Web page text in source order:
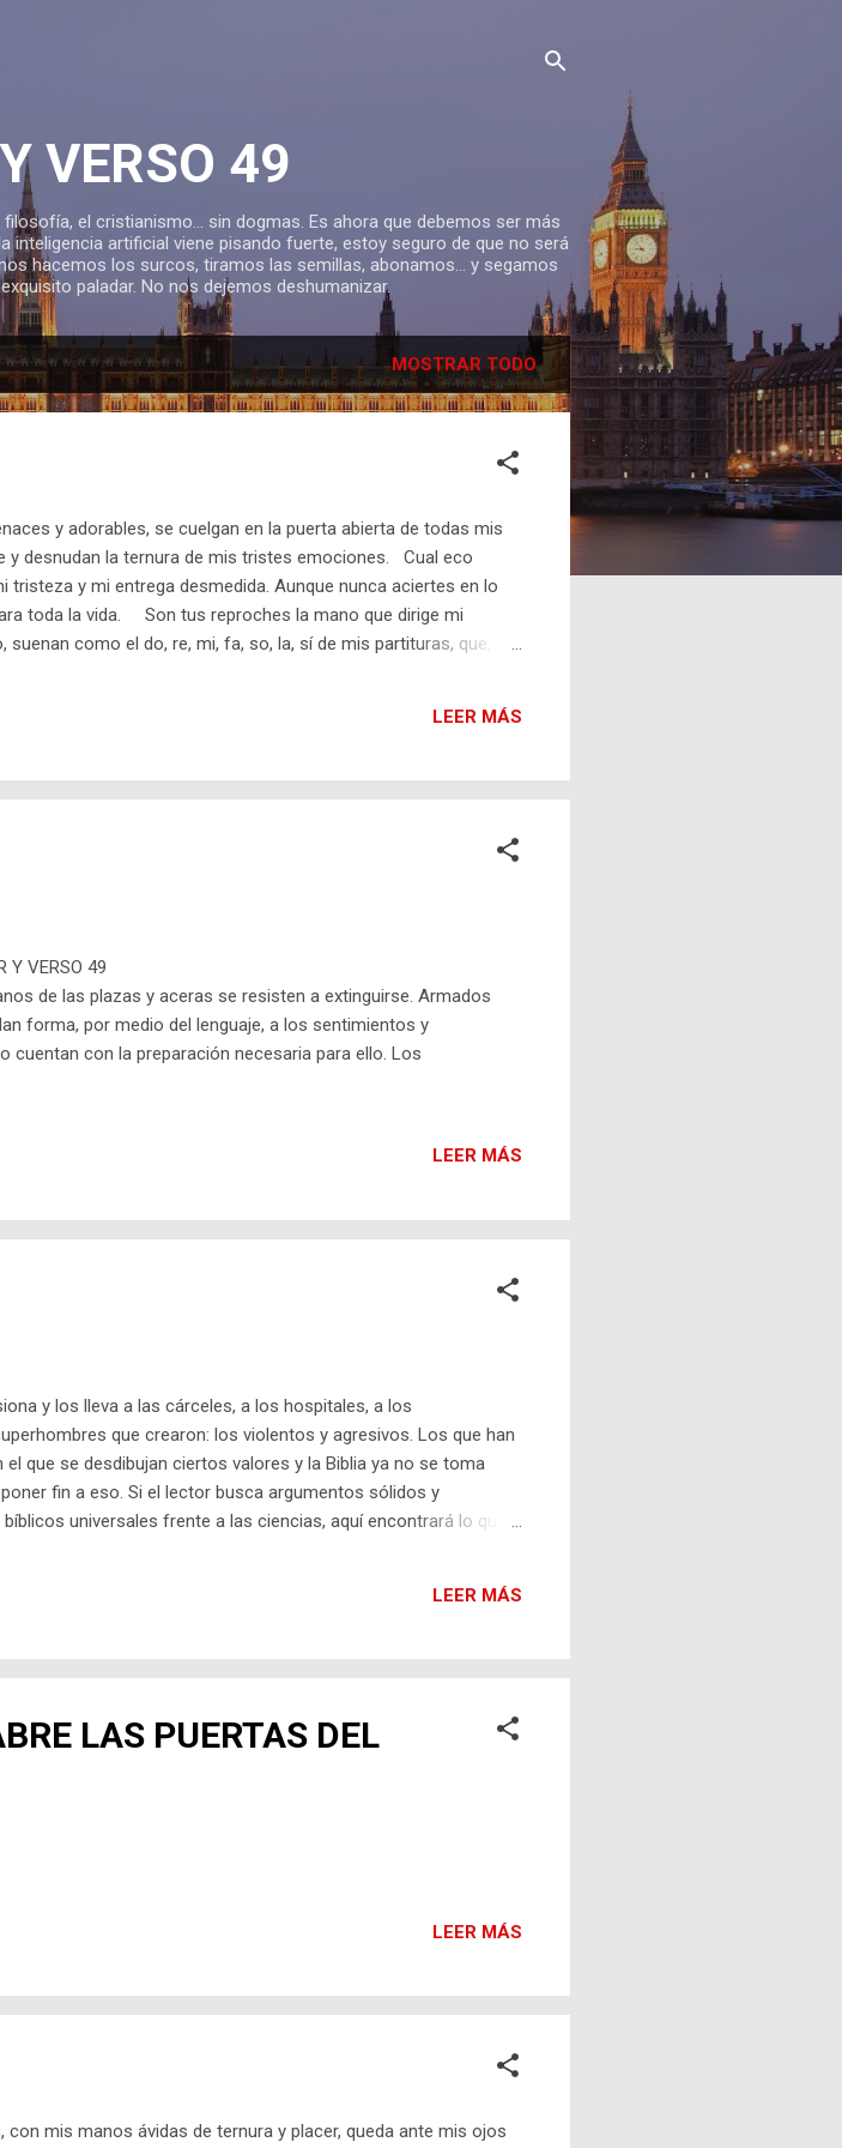
VERSO 49
el cristianismo... sin dogmas. Es ahora que debemos ser más
inteligencia artificial viene pisando fuerte, estoy seguro de que no será
hacemos los surcos, tiramos las semillas, abonamos... y segamos
paladar. No nos dejemos deshumanizar.
MOSTRAR TODO
y adorables, se cuelgan en la puerta abierta de todas mis
y desnudan la ternura de mis tristes emociones. Cual eco
y mi entrega desmedida. Aunque nunca aciertes en lo
toda la vida. Son tus reproches la mano que dirige mi
como el do, re, mi, fa, so, la, sí de mis partituras, que,
LEER MÁS
Y VERSO 49
y aceras se resisten a extinguirse. Armados
forma, por medio del lenguaje, a los sentimientos y
cuentan con la preparación necesaria para ello. Los
LEER MÁS
y los lleva a las cárceles, a los hospitales, a los
que crearon: los violentos y agresivos. Los que han
que se desdibujan ciertos valores y la Biblia ya no se toma
fin a eso. Si el lector busca argumentos sólidos y
universales frente a las ciencias, aquí encontrará lo que
afines, sin haber fallecido y en un estado de conciencia
no solo desarrolla su hipótesis sobre el plagio a la Biblia por
LEER MÁS
LAS PUERTAS DEL
LEER MÁS
mis manos ávidas de ternura y placer, queda ante mis ojos